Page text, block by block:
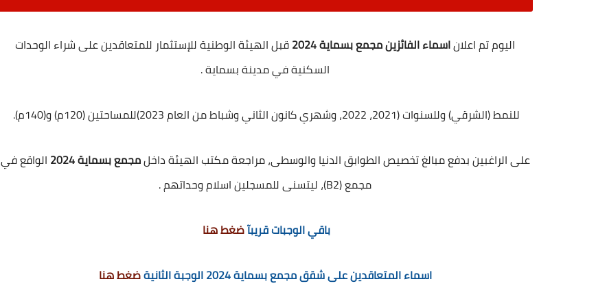
اليوم تم اعلاناسماء الفائزين مجمع بسماية 2024
قبل الهيئة الوطنية للإستثمار للمتعاقدين على شراء الوحدات
السكنية في مدينة بسماية .
للنمط (الشرقي) وللسنوات (2021، 2022، وشهري كانون الثاني وشباط من العام 2023)للمساحتين (120م) و(140م).
على الراغبين بدفع مبالغ تخصيص الطوابق الدنيا والوسطى، مراجعة مكتب الهيئة داخلمجمع بسماية 2024
الواقع في
مجمع (B2)، ليتسنى للمسجلين اسلام وحداتهم .
باقي الوجبات قريبآضغط هنا
اسماء المتعاقدين على شقق مجمع بسماية 2024 الوجبة الثانية ضغط هنا